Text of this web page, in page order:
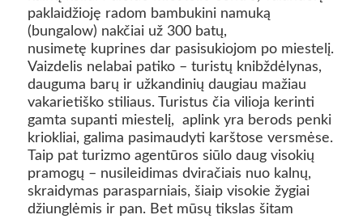
paklaidžioję radom bambukini namuką
(bungalow) nakčiai už 300 batų,
nusimetę kuprines dar pasisukiojom po miestelį.
Vaizdelis nelabai patiko – turistų knibždėlynas,
dauguma barų ir užkandinių daugiau mažiau
vakarietiško stiliaus. Turistus čia vilioja kerinti
gamta supanti miestelį, aplink yra berods penki
kriokliai, galima pasimaudyti karštose versmėse.
Taip pat turizmo agentūros siūlo daug visokių
pramogų – nusileidimas dviračiais nuo kalnų,
skraidymas parasparniais, šiaip visokie žygiai
džiunglėmis ir pan. Bet mūsų tikslas šitam